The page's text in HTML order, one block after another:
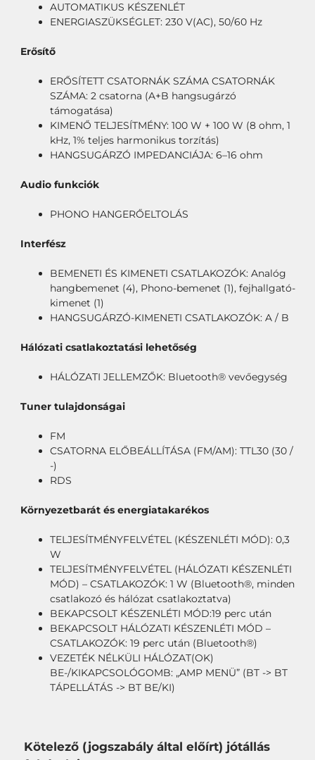
AUTOMATIKUS KÉSZENLÉT
ENERGIASZÜKSÉGLET: 230 V(AC), 50/60 Hz
Erősítő
ERŐSÍTETT CSATORNÁK SZÁMA CSATORNÁK
SZÁMA: 2 csatorna (A+B hangsugárzó
támogatása)
KIMENŐ TELJESÍTMÉNY: 100 W + 100 W (8 ohm, 1
kHz, 1% teljes harmonikus torzítás)
HANGSUGÁRZÓ IMPEDANCIÁJA: 6–16 ohm
Audio funkciók
PHONO HANGERŐELTOLÁS
Interfész
BEMENETI ÉS KIMENETI CSATLAKOZÓK: Analóg
hangbemenet (4), Phono-bemenet (1), fejhallgató-
kimenet (1)
HANGSUGÁRZÓ-KIMENETI CSATLAKOZÓK: A / B
Hálózati csatlakoztatási lehetőség
HÁLÓZATI JELLEMZŐK: Bluetooth® vevőegység
Tuner tulajdonságai
FM
CSATORNA ELŐBEÁLLÍTÁSA (FM/AM): TTL30 (30 /
-)
RDS
Környezetbarát és energiatakarékos
TELJESÍTMÉNYFELVÉTEL (KÉSZENLÉTI MÓD): 0,3
W
TELJESÍTMÉNYFELVÉTEL (HÁLÓZATI KÉSZENLÉTI
MÓD) – CSATLAKOZÓK: 1 W (Bluetooth®, minden
csatlakozó és hálózat csatlakoztatva)
BEKAPCSOLT KÉSZENLÉTI MÓD:19 perc után
BEKAPCSOLT HÁLÓZATI KÉSZENLÉTI MÓD –
CSATLAKOZÓK: 19 perc után (Bluetooth®)
VEZETÉK NÉLKÜLI HÁLÓZAT(OK)
BE-/KIKAPCSOLÓGOMB: „AMP MENÜ” (BT -> BT
TÁPELLÁTÁS -> BT BE/KI)
Kötelező (jogszabály által előírt) jótállás